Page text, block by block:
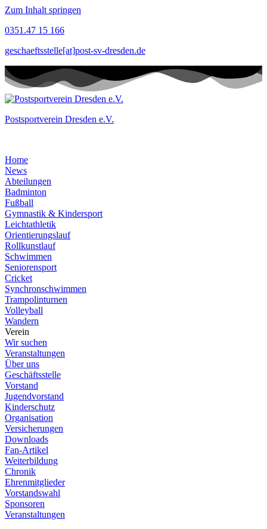
Zum Inhalt springen
0351.47 15 166
geschaeftsstelle[at]post-sv-dresden.de
Postsportverein Dresden e.V.
Home
News
Abteilungen
Badminton
Fußball
Gymnastik & Kindersport
Leichtathletik
Orientierungslauf
Rollkunstlauf
Schwimmen
Seniorensport
Cricket
Synchronschwimmen
Trampolinturnen
Volleyball
Wandern
Verein
Wir suchen
Veranstaltungen
Über uns
Geschäftsstelle
Vorstand
Jugendvorstand
Kinderschutz
Organisation
Versicherungen
Downloads
Fan-Artikel
Weiterbildung
Chronik
Ehrenmitglieder
Vorstandswahl
Sponsoren
Veranstaltungen